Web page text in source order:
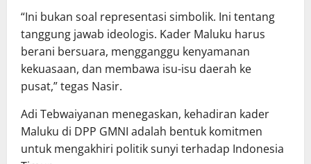
“Ini bukan soal representasi simbolik. Ini tentang
tanggung jawab ideologis. Kader Maluku harus
berani bersuara, mengganggu kenyamanan
kekuasaan, dan membawa isu-isu daerah ke
pusat,” tegas Nasir.
Adi Tebwaiyanan menegaskan, kehadiran kader
Maluku di DPP GMNI adalah bentuk komitmen
untuk mengakhiri politik sunyi terhadap Indonesia